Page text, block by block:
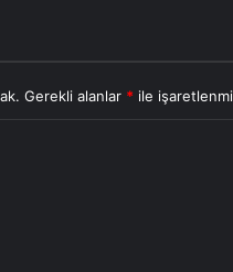
Gerekli alanlar * ile